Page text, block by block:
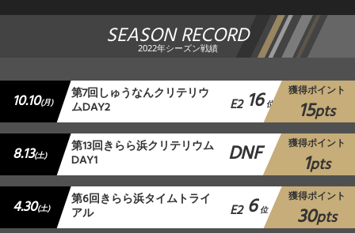
SEASON RECORD
2022年シーズン戦績
10.10(月) 第7回しゅうなんクリテリウ
ムDAY2 E2 16 位
獲得ポイント
15pts
8.13(土) 第13回きらら浜クリテリウム
DAY1 DNF 獲得ポイント
1pts
4.30(土) 第6回きらら浜タイムトライ
アル E2 6 位
獲得ポイント
30pts